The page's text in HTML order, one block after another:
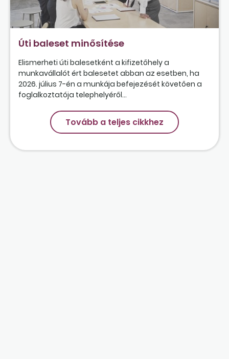
Úti baleset minősítése
Elismerheti úti balesetként a kifizetőhely a
munkavállalót ért balesetet abban az esetben, ha
2026. július 7-én a munkája befejezését követően a
foglalkoztatója telephelyéről...
Tovább a teljes cikkhez